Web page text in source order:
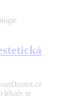
lékaře se